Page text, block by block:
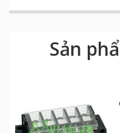
Sản